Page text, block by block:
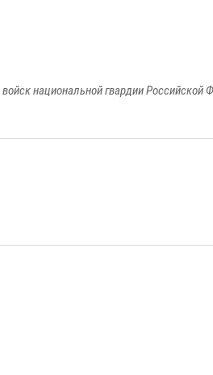
национальной гвардии Российской